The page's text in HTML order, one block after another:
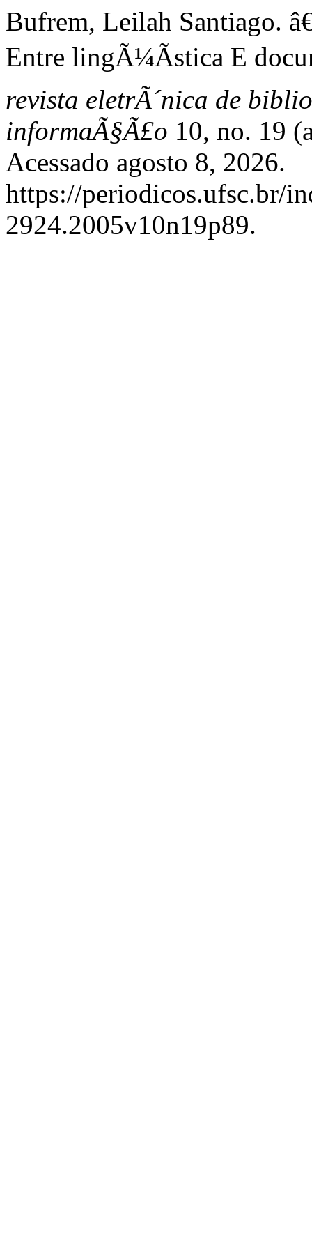
Bufrem, Leilah Santiago.
Entre lingÃ¼Ã­stica E
revista eletrÃ´nica de
informaÃ§Ã£o 10, no. 19
Acessado agosto 8, 2026.
https://periodicos.ufsc.br/
2924.2005v10n19p89.